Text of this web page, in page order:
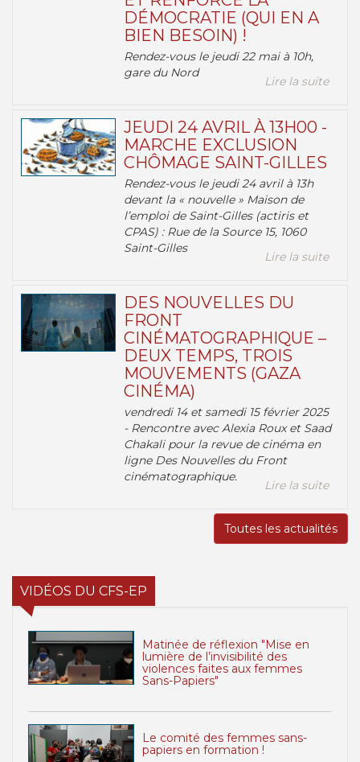
DÉMOCRATIE (QUI EN A
BIEN BESOIN) !
Rendez-vous le jeudi 22 mai à 10h,
gare du Nord
Lire la suite
JEUDI 24 AVRIL À 13H00 -
MARCHE EXCLUSION
CHÔMAGE SAINT-GILLES
Rendez-vous le jeudi 24 avril à 13h
devant la « nouvelle » Maison de
l’emploi de Saint-Gilles (actiris et
CPAS) : Rue de la Source 15, 1060
Saint-Gilles
Lire la suite
DES NOUVELLES DU
FRONT
CINÉMATOGRAPHIQUE –
DEUX TEMPS, TROIS
MOUVEMENTS (GAZA
CINÉMA)
vendredi 14 et samedi 15 février 2025
- Rencontre avec Alexia Roux et Saad
Chakali pour la revue de cinéma en
ligne Des Nouvelles du Front
cinématographique.
Lire la suite
Toutes les actualités
VIDÉOS DU CFS-EP
Matinée de réflexion "Mise en
lumière de l’invisibilité des
violences faites aux femmes
Sans-Papiers"
Le comité des femmes sans-
papiers en formation !